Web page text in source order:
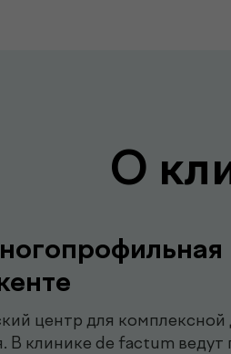
О
центр для комплексной
В клинике de factum